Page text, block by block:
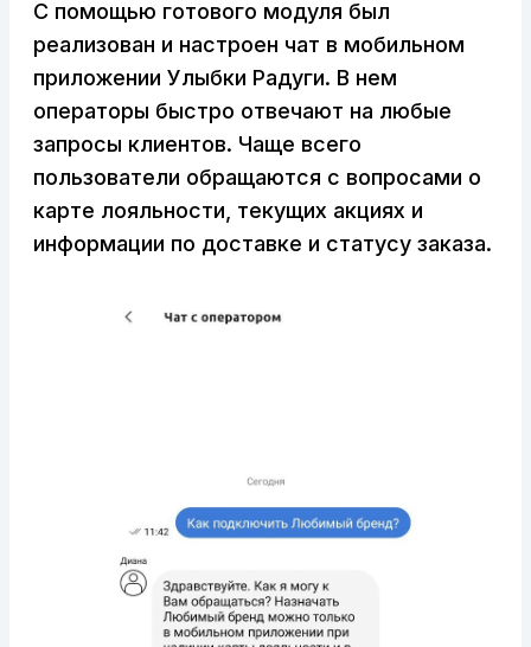
С помощью готового модуля был
реализован и настроен чат в мобильном
приложении Улыбки Радуги. В нем
операторы быстро отвечают на любые
запросы клиентов. Чаще всего
пользователи обращаются с вопросами о
карте лояльности, текущих акциях и
информации по доставке и статусу заказа.